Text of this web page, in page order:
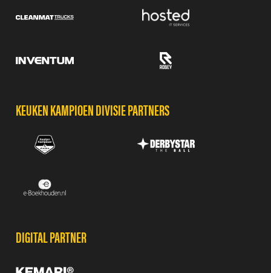
KEUKEN KAMPIOEN DIVISIE PARTNERS
DIGITAL PARTNER